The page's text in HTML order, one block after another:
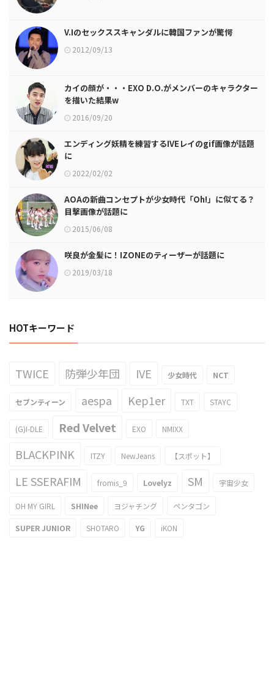
V.Iのセックススキャンダルに韓国ファンが驚愕
2012/09/13
カイの顔が・・・EXO D.O.がメンバーのキャラクター
を描いた結果w
2016/09/20
エンディング妖精を練習するIVEレイのgif画像が話題
に
2022/02/02
AOAの新曲コンセプトが少女時代「Oh!」に似てる？
目撃画像が話題に
2015/06/08
咲良が金髪に！IZONEのティーザーが話題に
2019/03/18
HOTキーワード
TWICE 防弾少年団 IVE 少女時代 NCT
セブンティーン aespa Kep1er TXT STAYC
(G)I-DLE Red Velvet EXO NMIXX
BLACKPINK ITZY NewJeans 【スポット】
LE SSERAFIM fromis_9 Lovelyz SM 宇宙少女
OH MY GIRL SHINee ヨジャチング ペンタゴン
SUPER JUNIOR SHOTARO YG iKON